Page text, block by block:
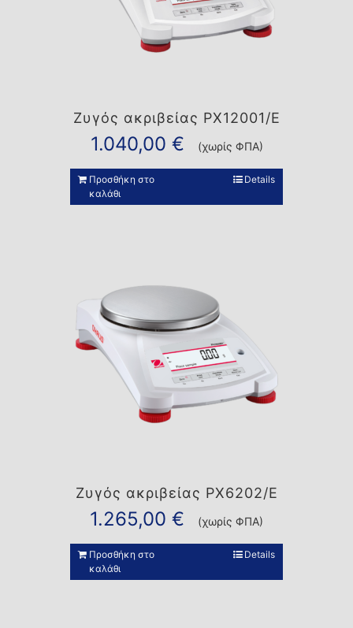
Ζυγός ακριβείας PX12001/E
1.040,00 € (χωρίς ΦΠΑ)
Προσθήκη στο
καλάθι
Details
Ζυγός ακριβείας PX6202/E
1.265,00 € (χωρίς ΦΠΑ)
Προσθήκη στο
καλάθι
Details